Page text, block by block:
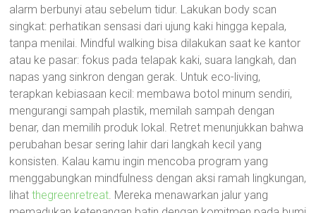
alarm berbunyi atau sebelum tidur. Lakukan body scan
singkat: perhatikan sensasi dari ujung kaki hingga kepala,
tanpa menilai. Mindful walking bisa dilakukan saat ke kantor
atau ke pasar: fokus pada telapak kaki, suara langkah, dan
napas yang sinkron dengan gerak. Untuk eco-living,
terapkan kebiasaan kecil: membawa botol minum sendiri,
mengurangi sampah plastik, memilah sampah dengan
benar, dan memilih produk lokal. Retret menunjukkan bahwa
perubahan besar sering lahir dari langkah kecil yang
konsisten. Kalau kamu ingin mencoba program yang
menggabungkan mindfulness dengan aksi ramah lingkungan,
lihatthegreenretreat. Mereka menawarkan jalur yang